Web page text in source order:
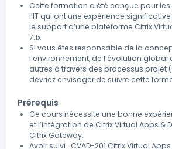
Cette formation a été conçue pour
l’IT qui ont une expérience
le support d’une plateforme Citrix
7.1x.
Si vous êtes responsable de la
l'environnement, de l’évolution global
autres à travers des processus projet
devriez envisager de suivre cette
Prérequis
Ce cours nécessite une bonne
et l’intégration de Citrix Virtual Apps &
Citrix Gateway.
Avoir suivi : CVAD-201 Citrix Virtual